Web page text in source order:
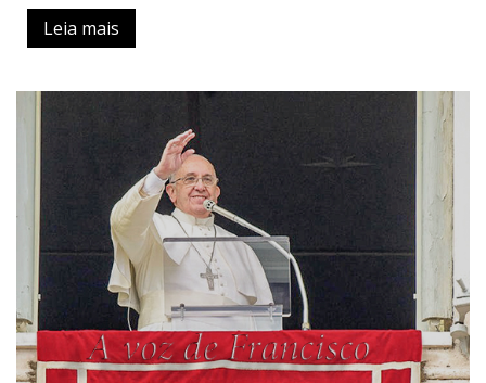
Leia mais